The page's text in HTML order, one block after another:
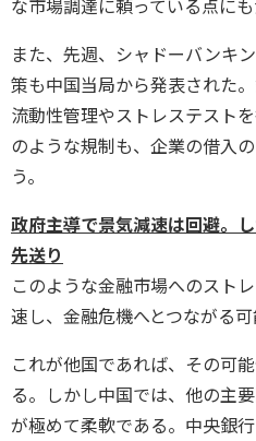
な市場調達に頼っている点にも
また、先週、シャドーバンキ
策も中国当局から発表された
流動性管理やストレステスト
のような規制も、企業の借入
う。
政府主導で景気減速は回避。
先送り
このような金融市場へのスト
速し、金融危機へとつながる可
これが他国であれば、その可
る。しかし中国では、他の主
が極めて柔軟である。中央銀